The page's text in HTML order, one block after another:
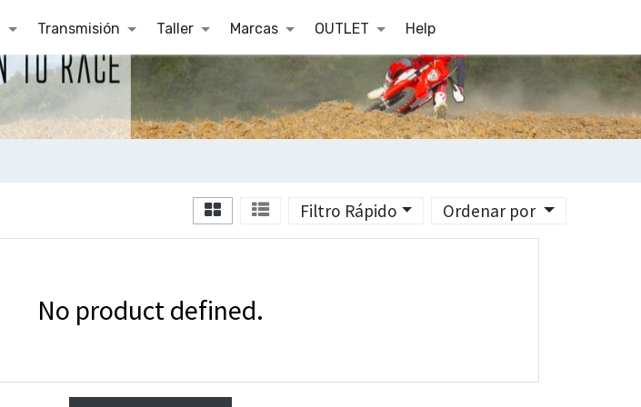
Transmisión Taller Marcas OUTLET Help
Ordenar por
Filtro Rápido
No product defined.